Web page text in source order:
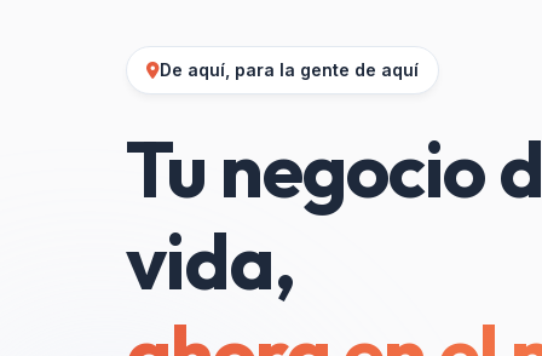
De aquí, para la gente de aquí
Tu negocio
vida,